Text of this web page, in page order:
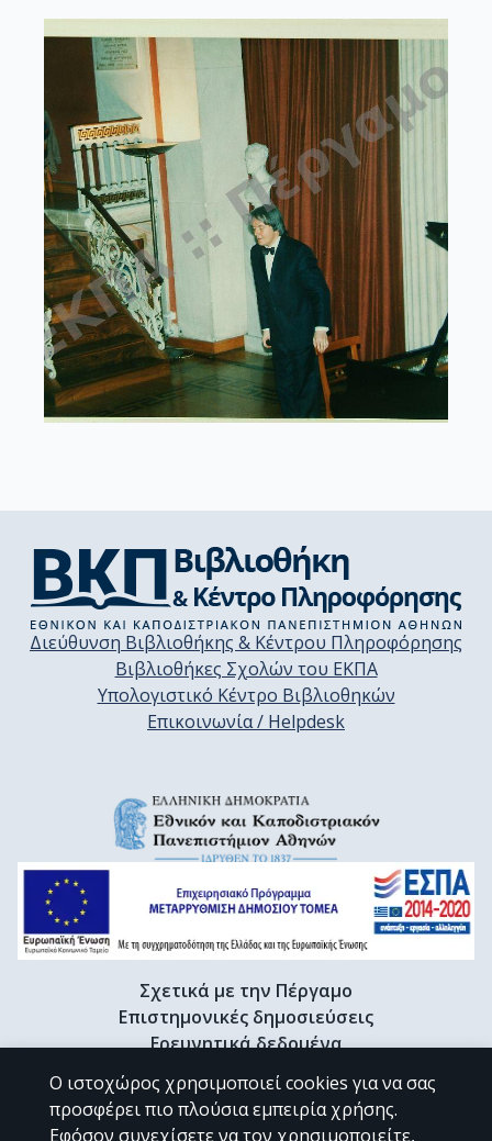
Διεύθυνση Βιβλιοθήκης & Κέντρου Πληροφόρησης
Βιβλιοθήκες Σχολών του ΕΚΠΑ
Υπολογιστικό Κέντρο Βιβλιοθηκών
Επικοινωνία / Helpdesk
Σχετικά με την Πέργαμο
Επιστημονικές δημοσιεύσεις
Ερευνητικά δεδομένα
Διδακτορικές διατριβές & Γκρίζα βιβλιογραφία
Προφίλ Ερευνητή
Ο ιστοχώρος χρησιμοποιεί cookies για να σας
προσφέρει πιο πλούσια εμπειρία χρήσης.
Εφόσον συνεχίσετε να τον χρησιμοποιείτε,